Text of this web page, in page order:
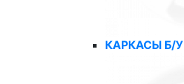
КАРКАСЫ Б/У